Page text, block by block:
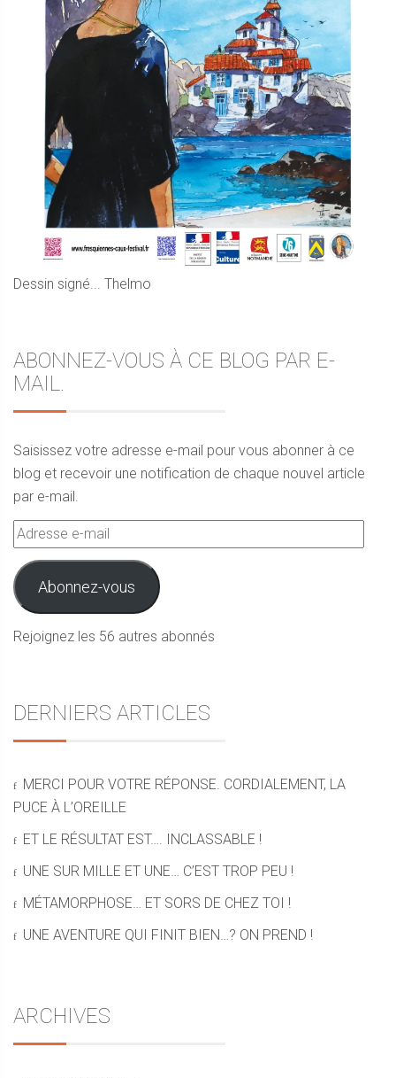
Dessin signé... Thelmo
ABONNEZ-VOUS À CE BLOG PAR E-
MAIL.
Saisissez votre adresse e-mail pour vous abonner à ce
blog et recevoir une notification de chaque nouvel article
par e-mail.
Adresse
e-
mail
Abonnez-vous
Rejoignez les 56 autres abonnés
DERNIERS ARTICLES
MERCI POUR VOTRE RÉPONSE. CORDIALEMENT, LA
PUCE À L’OREILLE
ET LE RÉSULTAT EST…. INCLASSABLE !
UNE SUR MILLE ET UNE… C’EST TROP PEU !
MÉTAMORPHOSE… ET SORS DE CHEZ TOI !
UNE AVENTURE QUI FINIT BIEN…? ON PREND !
ARCHIVES